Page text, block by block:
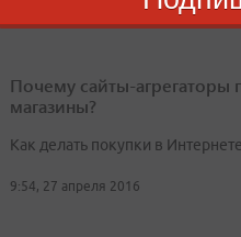
Почему сайты-агрегаторы
магазины?
Как делать покупки в Интернете
9:54, 27 апреля 2016